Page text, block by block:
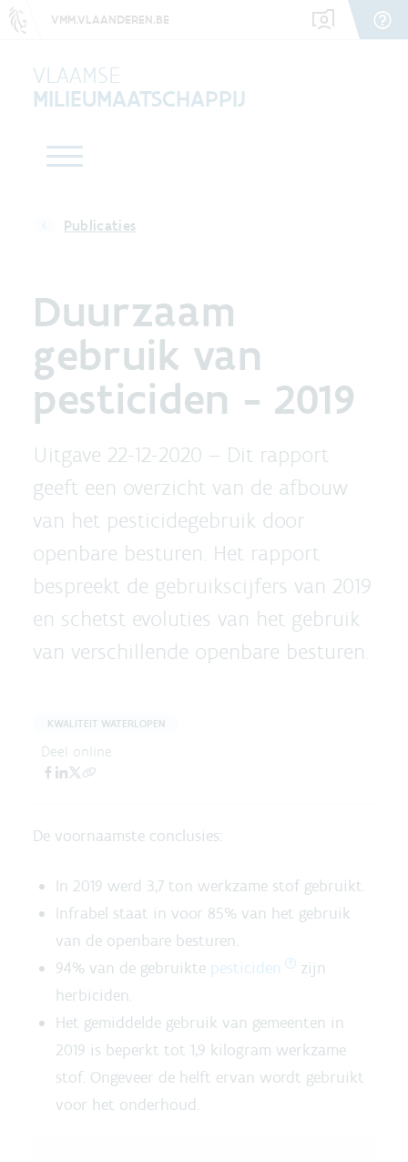
VMM.VLAANDEREN.BE
VLAAMSE
MILIEUMAATSCHAPPIJ
Publicaties
Duurzaam
gebruik van
pesticiden - 2019
Uitgave 22-12-2020 – Dit rapport
geeft een overzicht van de afbouw
van het pesticidegebruik door
openbare besturen. Het rapport
bespreekt de gebruikscijfers van 2019
en schetst evoluties van het gebruik
van verschillende openbare besturen.
KWALITEIT WATERLOPEN
Deel online
De voornaamste conclusies:
In 2019 werd 3,7 ton werkzame stof gebruikt.
Infrabel staat in voor 85% van het gebruik
van de openbare besturen.
94% van de gebruikte pesticiden
zijn
herbiciden.
Het gemiddelde gebruik van gemeenten in
2019 is beperkt tot 1,9 kilogram werkzame
stof. Ongeveer de helft ervan wordt gebruikt
voor het onderhoud.